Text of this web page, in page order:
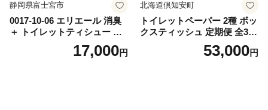
静岡県富士宮市
0017-10-06 エリエール 消臭
＋ トイレットティシュー し
っかり香るフレッシュクリア
の香り ダブル 12ロール×6パ
17,000円
北海道倶知安町
トイレットペーパー 2種 ボッ
クスティッシュ 定期便 全3
回 日本製 まとめ買い 防災
常備品 日用雑貨 消耗品 生活
53,000円